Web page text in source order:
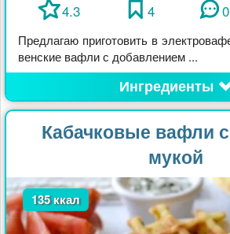
4.3 4 0
Предлагаю приготовить в
венские вафли с добавлением ...
Ингредиенты
Кабачковые вафли
мукой
135 ккал